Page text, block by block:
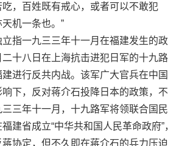
，百姓既有戒心，或者可以不敢犯
机一条也。”
一九三三年十一月在福建发生的政
十八日在上海抗击进犯日军的十九路
进行反共内战。该军广大官兵在中国
下，反对蒋介石投降日本的政策，不
三年十一月，十九路军将领联合国民
建省成立“中华共和国人民革命政府”，
协定，但不久即在蒋介石的兵力压迫